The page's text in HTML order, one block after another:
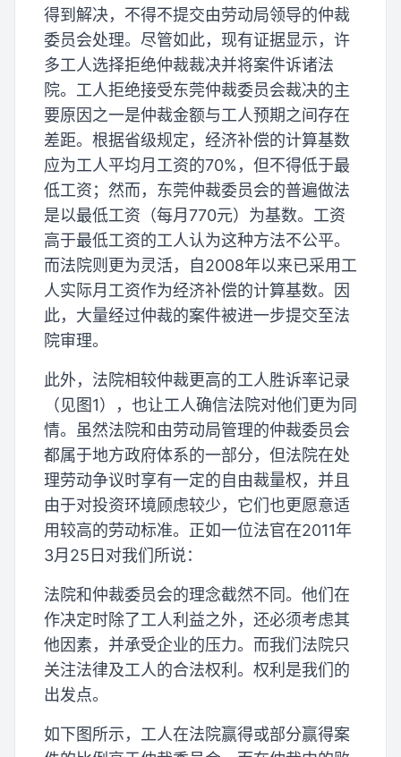
得到解决，不得不提交由劳动局领导的仲裁
委员会处理。尽管如此，现有证据显示，许
多工人选择拒绝仲裁裁决并将案件诉诸法
院。工人拒绝接受东莞仲裁委员会裁决的主
要原因之一是仲裁金额与工人预期之间存在
差距。根据省级规定，经济补偿的计算基数
应为工人平均月工资的70%，但不得低于最
低工资；然而，东莞仲裁委员会的普遍做法
是以最低工资（每月770元）为基数。工资
高于最低工资的工人认为这种方法不公平。
而法院则更为灵活，自2008年以来已采用工
人实际月工资作为经济补偿的计算基数。因
此，大量经过仲裁的案件被进一步提交至法
院审理。
此外，法院相较仲裁更高的工人胜诉率记录
（见图1），也让工人确信法院对他们更为同
情。虽然法院和由劳动局管理的仲裁委员会
都属于地方政府体系的一部分，但法院在处
理劳动争议时享有一定的自由裁量权，并且
由于对投资环境顾虑较少，它们也更愿意适
用较高的劳动标准。正如一位法官在2011年
3月25日对我们所说：
法院和仲裁委员会的理念截然不同。他们在
作决定时除了工人利益之外，还必须考虑其
他因素，并承受企业的压力。而我们法院只
关注法律及工人的合法权利。权利是我们的
出发点。
如下图所示，工人在法院赢得或部分赢得案